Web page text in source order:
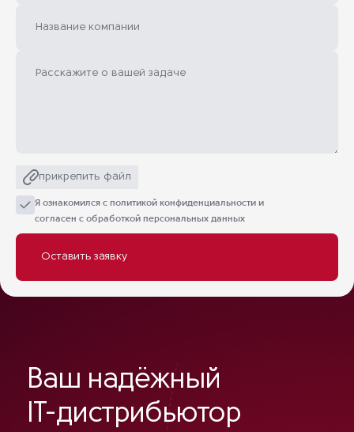
прикрепить файл
Я ознакомился с политикой конфиденциальности и
согласен с обработкой персональных данных
Ваш надёжный
IT-дистрибьютор